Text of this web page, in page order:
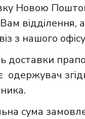
Новою
відділення,
з нашого
доставки
одержувач
сума